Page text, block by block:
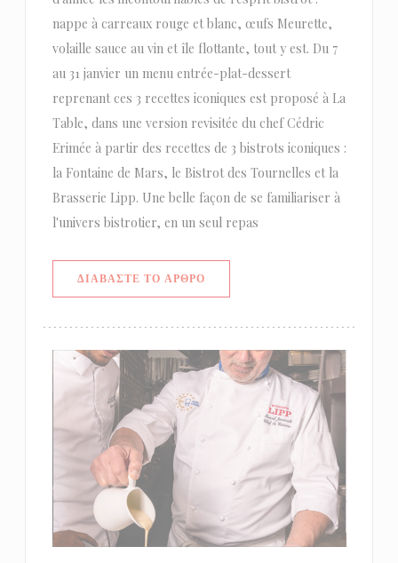
nappe à carreaux rouge et blanc, œufs Meurette,
volaille sauce au vin et île flottante, tout y est. Du 7
au 31 janvier un menu entrée-plat-dessert
reprenant ces 3 recettes iconiques est proposé à La
Table, dans une version revisitée du chef Cédric
Erimée à partir des recettes de 3 bistrots iconiques :
la Fontaine de Mars, le Bistrot des Tournelles et la
Brasserie Lipp. Une belle façon de se familiariser à
l'univers bistrotier, en un seul repas
ΔΙΑΒΆΣΤΕ ΤΟ ΆΡΘΡΟ((ΑΝΟΊΓΕΙ ΣΕ ΝΈΟ ΠΑΡΆΘΥΡΟ))